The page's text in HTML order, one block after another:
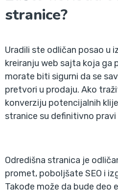
stranice?
Uradili ste odličan posao u
kreiranju web sajta koja ga
morate biti sigurni da se
pretvori u prodaju. Ako
konverziju potencijalnih
stranice su definitivno pravi
Odredišna stranica je
promet, poboljšate SEO i
Takođe može da bude deo